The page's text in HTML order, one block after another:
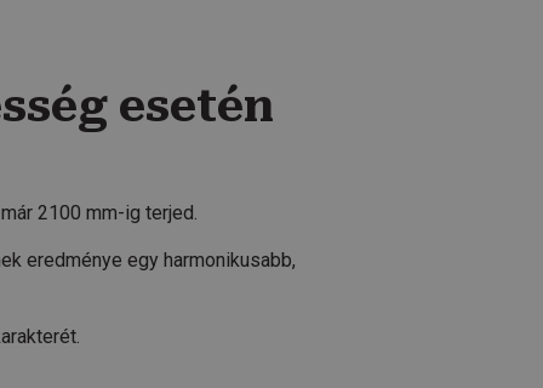
esetén
2100 mm-ig terjed.
eredménye egy harmonikusabb,